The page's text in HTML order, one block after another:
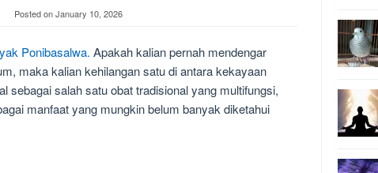
Posted onJanuary 10, 2026
Ponibasalwa. Apakah kalian pernah mendengar
maka kalian kehilangan satu di antara kekayaan
sebagai salah satu obat tradisional yang multifungsi,
manfaat yang mungkin belum banyak diketahui